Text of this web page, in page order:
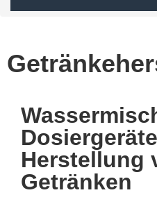
Herstellung
Getränken